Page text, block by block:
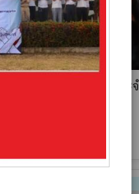
เต้นบาสโลบเพื่อสุขภาพ ปร
คน